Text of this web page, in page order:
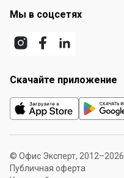
Мы в соцсетях
Скачайте приложение
© Офис Эксперт, 2012–2026
Публичная оферта